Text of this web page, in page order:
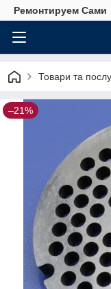
Ремонтируем Сами
Товари та
–21%